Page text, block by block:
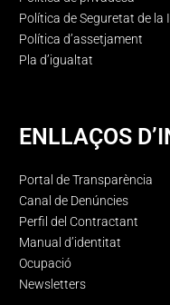
Política de Seguretat de la
Política d’assetjament
Pla d’igualtat
ENLLAÇOS
Portal de Transparència
Canal de Denúncies
Perfil del Contractant
Manual d’identitat
Ocupació
Newsletters